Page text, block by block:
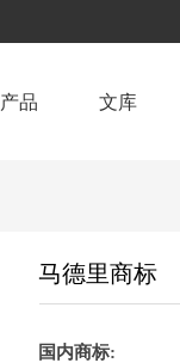
产品 文库
马德里商标
国内商标: